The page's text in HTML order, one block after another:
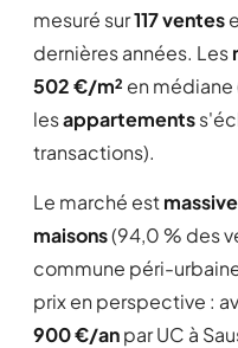
mesuré sur117 ventes
dernières années. Les
502 €/m² en médiane
lesappartements
transactions).
Le marché est
maisons(94,0 % des
commune péri-
prix en perspective :
900 €/anpar UC à